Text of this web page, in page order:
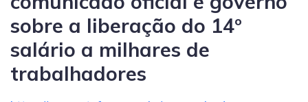
sobre a liberação do 14º
salário a milhares de
trabalhadores